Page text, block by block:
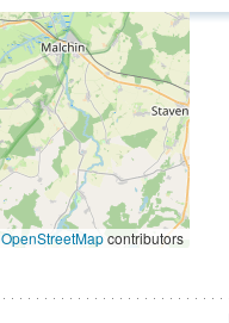
OpenStreetMapcontributors